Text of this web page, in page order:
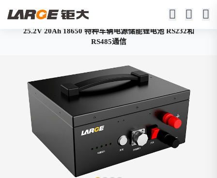
25.2V 20Ah 18650 特种车辆电源储能锂电池 RS232和
RS485通信